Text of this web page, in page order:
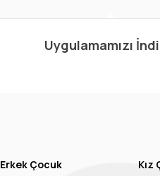
Uygulamamızı
Erkek Çocuk
Kız